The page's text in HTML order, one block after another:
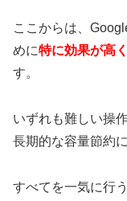
ここからは、
めに特に効果が高
す。
いずれも難しい操
長期的な容量節約
すべてを一気に行